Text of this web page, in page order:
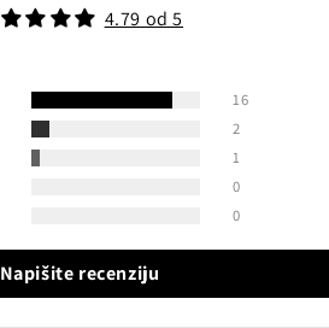
4.79 od 5
16
2
1
0
0
Napišite recenziju